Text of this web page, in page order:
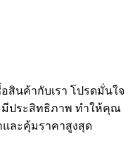
สินค้ากับเรา โปรดมั่นใจ
มีประสิทธิภาพ ทำให้คุณ
ละคุ้มราคาสูงสุด